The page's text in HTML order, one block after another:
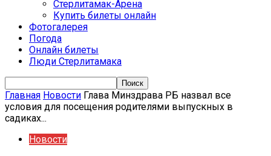
Стерлитамак-Арена
Купить билеты онлайн
Фотогалерея
Погода
Онлайн билеты
Люди Стерлитамака
Главная Новости Глава Минздрава РБ назвал все
условия для посещения родителями выпускных в
садиках...
Новости